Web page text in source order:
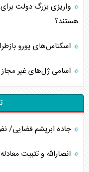
واریزی بزرگ دولت
هستند؟
اسکناس‌های یورو
اسامی ژل‌های غیر
جاده ابریشم فضایی/
انصارالله و تثبیت